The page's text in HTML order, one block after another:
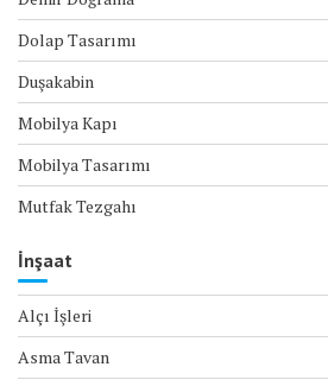
Dolap Tasarımı
Duşakabin
Mobilya Kapı
Mobilya Tasarımı
Mutfak Tezgahı
İnşaat
Alçı İşleri
Asma Tavan